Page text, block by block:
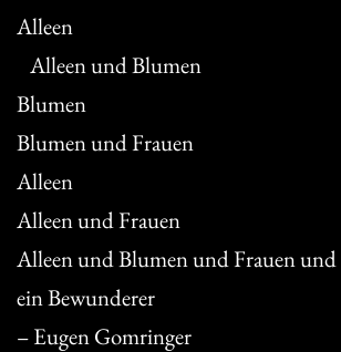
Alleen
Alleen und Blumen
Blumen
Blumen und Frauen
Alleen
Alleen und Frauen
Alleen und Blumen und Frauen und
ein Bewunderer
– Eugen Gomringer